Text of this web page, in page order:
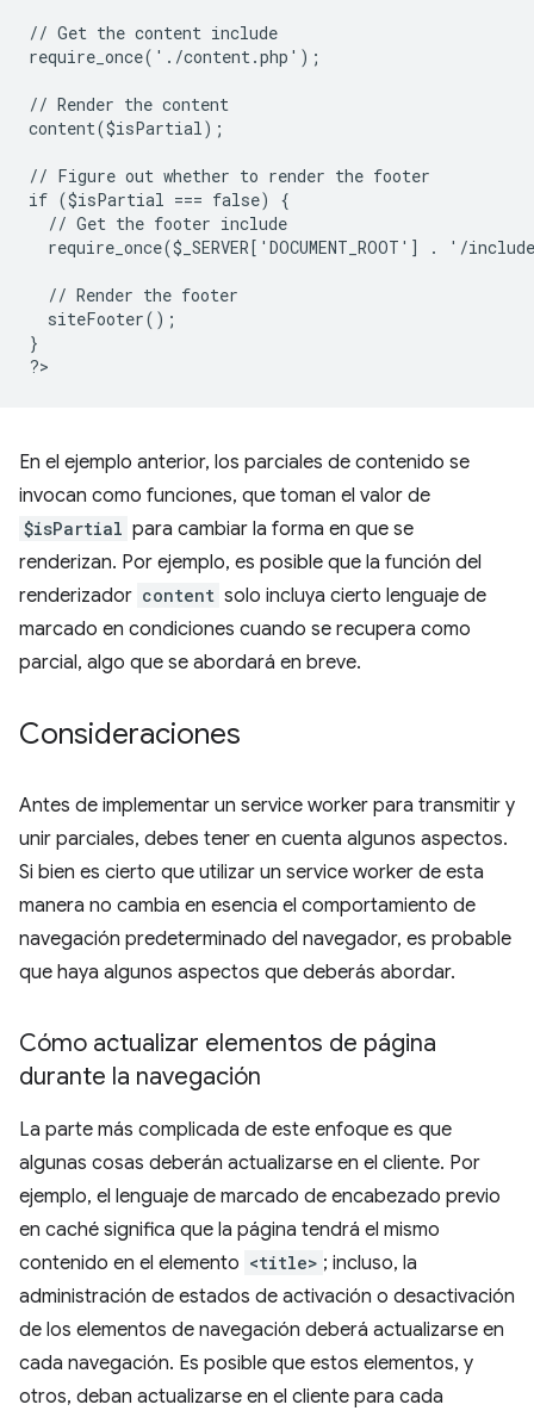
// Get the content include
require_once('./content.php');
// Render the content
content($isPartial);
// Figure out whether to render the footer
if ($isPartial === false) {
  // Get the footer include
require_once($_SERVER['DOCUMENT_ROOT'] . '/
  // Render the footer
  siteFooter();
}
?
En el ejemplo anterior, los parciales de contenido se
invocan como funciones, que toman el valor de
$isPartial para cambiar la forma en que se
renderizan. Por ejemplo, es posible que la función del
renderizador content solo incluya cierto lenguaje de
marcado en condiciones cuando se recupera como
parcial, algo que se abordará en breve.
Consideraciones
Antes de implementar un service worker para transmitir y
unir parciales, debes tener en cuenta algunos aspectos.
Si bien es cierto que utilizar un service worker de esta
manera no cambia en esencia el comportamiento de
navegación predeterminado del navegador, es probable
que haya algunos aspectos que deberás abordar.
Cómo actualizar elementos de página
durante la navegación
La parte más complicada de este enfoque es que
algunas cosas deberán actualizarse en el cliente. Por
ejemplo, el lenguaje de marcado de encabezado previo
en caché significa que la página tendrá el mismo
contenido en el elemento <title> ; incluso, la
administración de estados de activación o desactivación
de los elementos de navegación deberá actualizarse en
cada navegación. Es posible que estos elementos, y
otros, deban actualizarse en el cliente para cada